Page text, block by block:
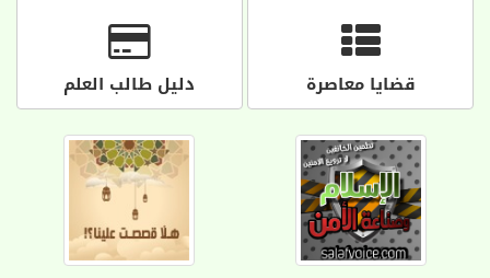
قضايا معاصرة دليل طالب العلم